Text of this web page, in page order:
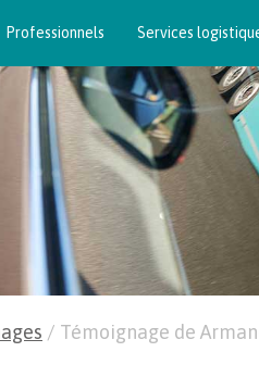
Professionnels Services
/ Témoignage de